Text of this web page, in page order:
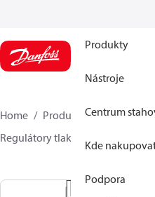
Produkty
Nástroje
Centrum
Kde
Podpora
Home Produkty
Climate
Regulátory tlaku a průtoku